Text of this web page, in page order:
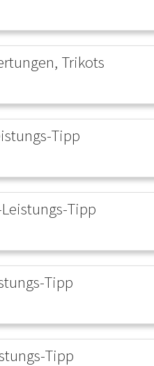
Trikots
Tipp
Leistungs-Tipp
Tipp
Tipp